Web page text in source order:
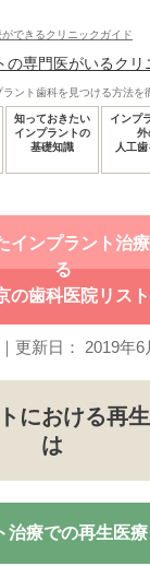
できるクリニックガイド
ント歯科を見つける方法を
知っておきたい
インプラントの
基礎知識
インプ
外
人工
インプラント治
る
の歯科医院リスト
｜更新日： 2019年6
における再
は
治療での再生医療